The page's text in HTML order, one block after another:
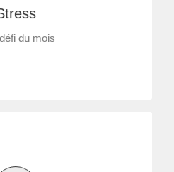
du mois